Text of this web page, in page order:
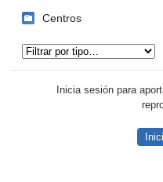
Centros
Inicia sesión para